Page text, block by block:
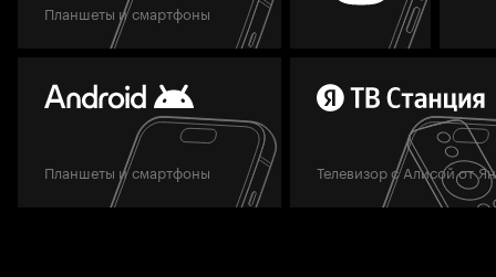
Планшеты и смартфоны
Планшеты и смартфоны Телевизор с Алисой от